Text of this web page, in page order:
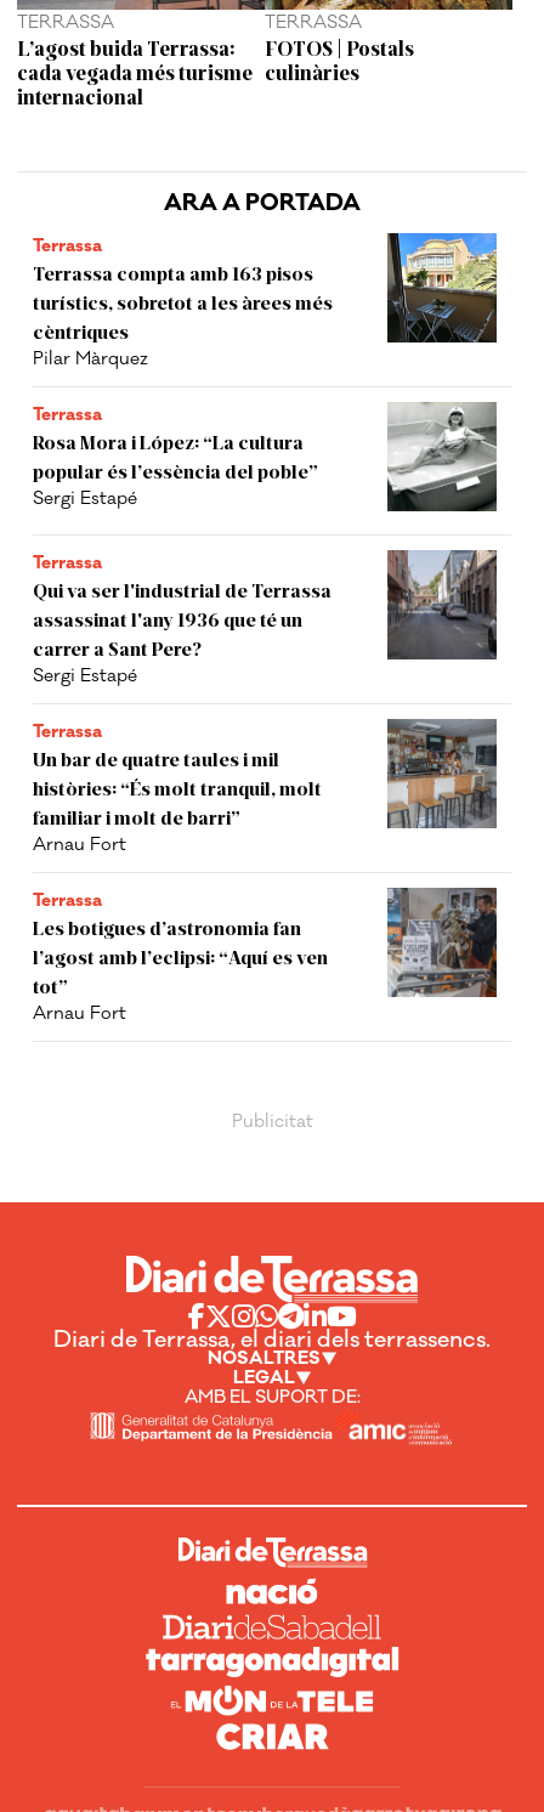
ARA A PORTADA
Terrassa
Terrassa compta amb 163 pisos
turístics, sobretot a les àrees més
cèntriques
Pilar Màrquez
Terrassa
Rosa Mora i López: “La cultura
popular és l’essència del poble”
Sergi Estapé
Terrassa
Qui va ser l'industrial de Terrassa
assassinat l'any 1936 que té un
carrer a Sant Pere?
Sergi Estapé
Terrassa
Un bar de quatre taules i mil
històries: “És molt tranquil, molt
familiar i molt de barri”
Arnau Fort
Terrassa
Les botigues d’astronomia fan
l’agost amb l’eclipsi: “Aquí es ven
tot”
Arnau Fort
TERRASSA
L’agost buida Terrassa:
cada vegada més turisme
internacional
TERRASSA
FOTOS | Postals
culinàries
Diari de Terrassa, el diari dels terrassencs.
NOSALTRES
LEGAL
AMB EL SUPORT DE: